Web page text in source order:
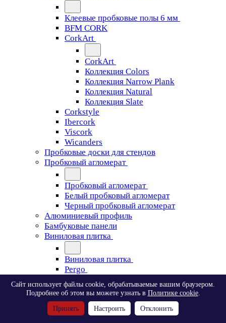
Клеевые пробковые полы 6 мм
BFM CORK
CorkArt
CorkArt
Коллекция Colors
Коллекция Narrow Plank
Коллекция Natural
Коллекция Slate
Corkstyle
Ibercork
Viscork
Wicanders
Пробковые доски для стендов
Пробковый агломерат
Пробковый агломерат
Белый пробковый агломерат
Черный пробковый агломерат
Алюминиевый профиль
Бамбуковые панели
Виниловая плитка
Виниловая плитка
Pergo
Pergo
Classic Plank Optimum Glue
Modern Plank Optimum Glue
Сайт использует файлы cookie, обрабатываемые вашим браузером.
Подробнее об этом вы можете узнать в Политике cookie.
Принять Настроить Отклонить